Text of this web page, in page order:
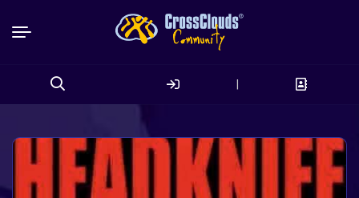
for:
|